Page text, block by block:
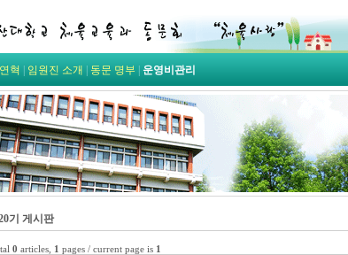
혁 임원진 소개 동문 명부 운영비관리
기 게시판
0 articles, 1 pages / current page is 1